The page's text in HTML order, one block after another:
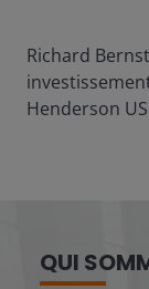
Richard
Henderson
QUI